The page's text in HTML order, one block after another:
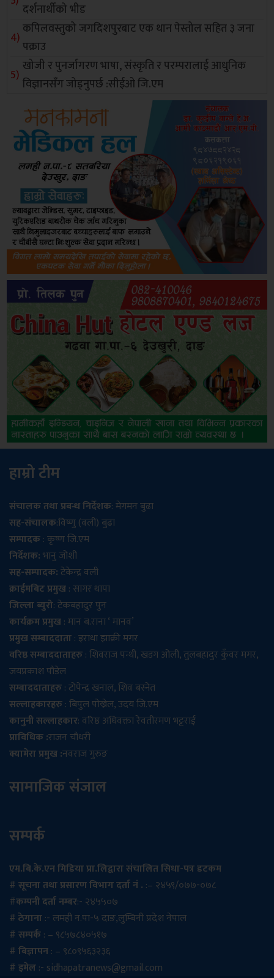
दर्शनार्थीको भीड
कपिलवस्तुको जगदिशपुरबाट एक थान पेस्तोल सहित ३ जना
पक्राउ
खोजी र पुनर्जागरण भाषा, संस्कृति र परम्परालाई आधुनिक
विज्ञानसँग जोड्नुपर्छ :सीईओ जि.एम
हाम्रो टीम
संचालक तथा प्रबन्ध निर्देशक: मेगमन बुढा
सह-संचालक:विष्णु (वली) बुढा
सम्पादक: कृष्ण जि.एम
निर्देशक:भानु जोशी
सह-सम्पादक:टेकेन्द्र वली
क्राईमबिट प्रमुख: सागर थापा
जिल्ला ब्युरो: टेकबहादुर पुन
कार्यक्रम प्रमुख: मान ब.राना ‘ मानव’
प्रमुख सम्बाददाता: इराधा झाक्री मगर
वरिष्ठ सम्बाददाताहरु: शिवराज पन्थी, खडग ओली, तुलबहादुर कुँवर मगर,
जयप्रकाश पौडेल
सम्बाददाताहरु: टोपेन्द्र खनाल, शिव बस्नेत
सल्लाहकारहरु: बिपुल पोख्रेल, उदय जि.एम
कानुनी सल्लाहकार: वरिष्ठ अधिवक्ता रेवतीरमण भट्टराई
प्राविधिक :राजन चौधरी
क्यामेरा प्रमुख :नवराज गुरुङ
सामाजिक संजाल
सम्पर्क
एम.बि.के.एन मिडिया प्रा.लिद्वारा संचालित सिधा-पत्र डटकम
# सूचना तथा प्रसारण विभाग दर्ता नं . :– २४५९/०७७-०७८
#कम्पनी दर्ता नम्बर:- २४५५०७
# ठेगाना:- लमही न.पा-५ दाङ,लुम्बिनी प्रदेश नेपाल
# सम्पर्क: – ९८५७८४०५१७
# बिज्ञापन: – ९८०९५६३२३६
# इमेल:- sidhapatranews@gmail.com